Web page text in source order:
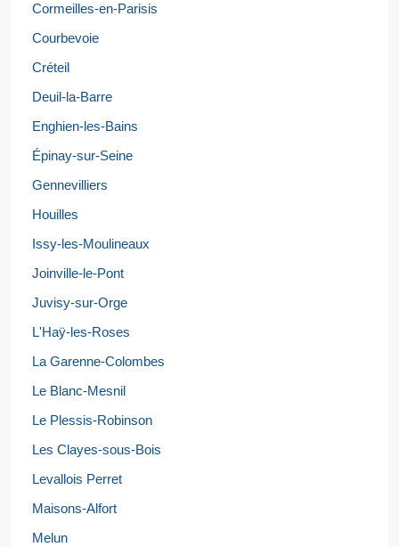
Cormeilles-en-Parisis
Courbevoie
Créteil
Deuil-la-Barre
Enghien-les-Bains
Épinay-sur-Seine
Gennevilliers
Houilles
Issy-les-Moulineaux
Joinville-le-Pont
Juvisy-sur-Orge
L'Haÿ-les-Roses
La Garenne-Colombes
Le Blanc-Mesnil
Le Plessis-Robinson
Les Clayes-sous-Bois
Levallois Perret
Maisons-Alfort
Melun